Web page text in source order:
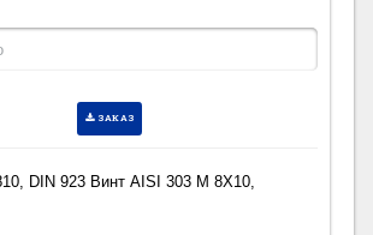
ЗАКАЗ
DIN 923 Винт AISI 303 M 8X10,